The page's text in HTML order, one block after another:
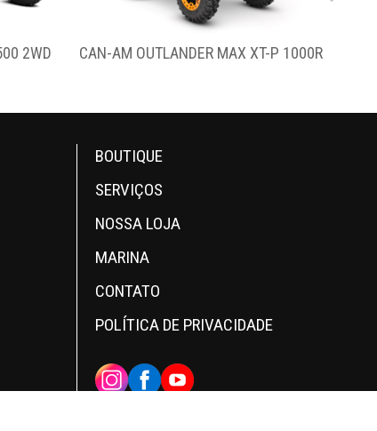
MAX XT-P 1000R CAN-AM RENEGADE X MR
BOUTIQUE
SERVIÇOS
NOSSA LOJA
MARINA
CONTATO
POLÍTICA DE PRIVACIDADE
INSTAGRAM
FACEBOOK
YOUTUBE